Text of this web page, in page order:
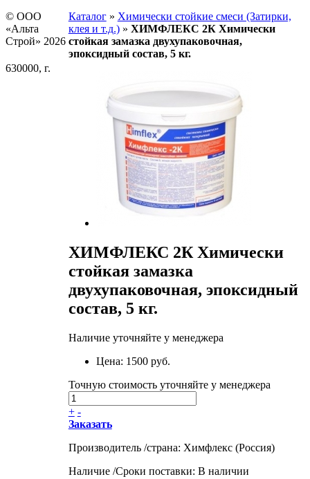
Каталог» Химически стойкие смеси (Затирки,
клея и т.д.)» ХИМФЛЕКС 2К Химически
стойкая замазка двухупаковочная,
эпоксидный состав, 5 кг.
ХИМФЛЕКС 2К Химически
стойкая замазка
двухупаковочная, эпоксидный
состав, 5 кг.
Наличие уточняйте у менеджера
Цена: 1500 руб.
Точную стоимость уточняйте у менеджера
+ -
Заказать
Производитель /страна: Химфлекс (Россия)
Наличие /Сроки поставки: В наличии
© ООО
«Альта
Строй» 2026
630000, г.